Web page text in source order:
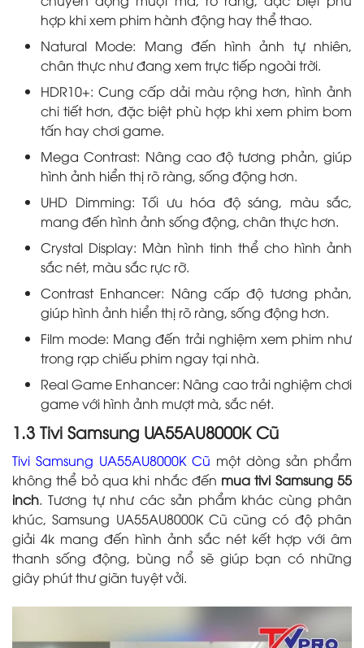
hợp khi xem phim hành động hay thể thao.
Natural Mode: Mang đến hình ảnh tự nhiên,
chân thực như đang xem trực tiếp ngoài trời.
HDR10+: Cung cấp dải màu rộng hơn, hình ảnh
chi tiết hơn, đặc biệt phù hợp khi xem phim bom
tấn hay chơi game.
Mega Contrast: Nâng cao độ tương phản, giúp
hình ảnh hiển thị rõ ràng, sống động hơn.
UHD Dimming: Tối ưu hóa độ sáng, màu sắc,
mang đến hình ảnh sống động, chân thực hơn.
Crystal Display: Màn hình tinh thể cho hình ảnh
sắc nét, màu sắc rực rỡ.
Contrast Enhancer: Nâng cấp độ tương phản,
giúp hình ảnh hiển thị rõ ràng, sống động hơn.
Film mode: Mang đến trải nghiệm xem phim như
trong rạp chiếu phim ngay tại nhà.
Real Game Enhancer: Nâng cao trải nghiệm chơi
game với hình ảnh mượt mà, sắc nét.
1.3 Tivi Samsung UA55AU8000K Cũ
Tivi Samsung UA55AU8000K Cũ một dòng sản phẩm
không thể bỏ qua khi nhắc đến mua tivi Samsung 55
inch. Tương tự như các sản phẩm khác cùng phân
khúc, Samsung UA55AU8000K Cũ cũng có độ phân
giải 4k mang đến hình ảnh sắc nét kết hợp với âm
thanh sống động, bùng nổ sẽ giúp bạn có những
giây phút thư giãn tuyệt vởi.